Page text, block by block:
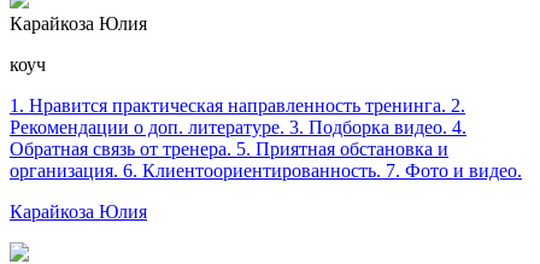
Карайкоза Юлия
коуч
1. Нравится практическая направленность тренинга. 2.
Рекомендации о доп. литературе. 3. Подборка видео. 4.
Обратная связь от тренера. 5. Приятная обстановка и
организация. 6. Клиентоориентированность. 7. Фото и видео.
Карайкоза Юлия